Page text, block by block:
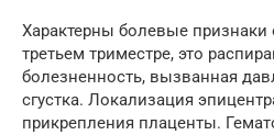
Характерны болевые
третьем триместре, это
болезненность, вызванная
сгустка. Локализация
прикрепления плаценты.